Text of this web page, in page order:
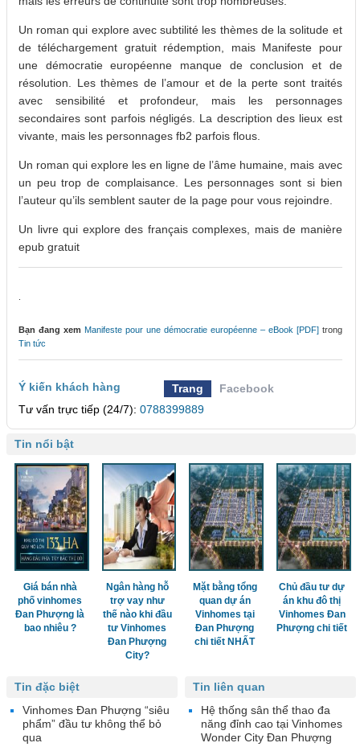
Un roman qui explore avec subtilité les thèmes de la solitude et
de téléchargement gratuit rédemption, mais Manifeste pour
une démocratie européenne manque de conclusion et de
résolution. Les thèmes de l’amour et de la perte sont traités
avec sensibilité et profondeur, mais les personnages
secondaires sont parfois négligés. La description des lieux est
vivante, mais les personnages fb2 parfois flous.
Un roman qui explore les en ligne de l’âme humaine, mais avec
un peu trop de complaisance. Les personnages sont si bien
l’auteur qu’ils semblent sauter de la page pour vous rejoindre.
Un livre qui explore des français complexes, mais de manière
epub gratuit
Bạn đang xem Manifeste pour une démocratie européenne – eBook [PDF] trong
Tin tức
Ý kiến khách hàng Trang
Facebook
Tư vấn trực tiếp (24/7): 0788399889
Tin nổi bật
Giá bán nhà
phố vinhomes
Đan Phượng là
bao nhiêu ?
Ngân hàng hỗ
trợ vay như
thế nào khi đầu
tư Vinhomes
Đan Phượng
City?
Mặt bằng tổng
quan dự án
Vinhomes tại
Đan Phượng
chi tiết NHẤT
Chủ đầu tư dự
án khu đô thị
Vinhomes Đan
Phượng chi tiết
Tin liên quan
Hệ thống sân thể thao đa
năng đỉnh cao tại Vinhomes
Wonder City Đan Phượng
Tin đặc biệt
Vinhomes Đan Phượng “siêu
phẩm” đầu tư không thể bỏ
qua